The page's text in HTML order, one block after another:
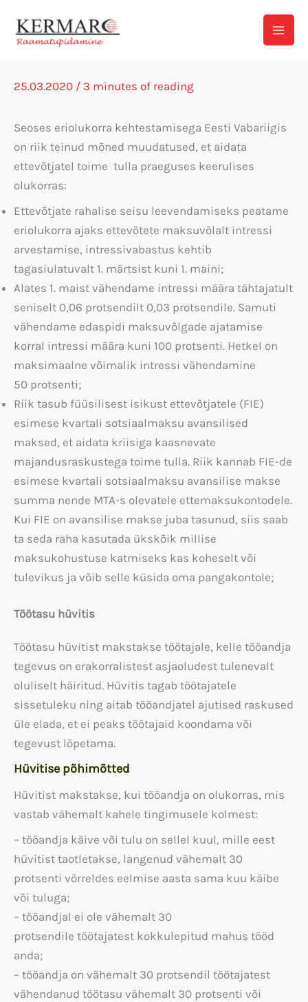
content
25.03.2020 / 3 minutes of reading
Seoses eriolukorra kehtestamisega Eesti Vabariigis
on riik teinud mõned muudatused, et aidata
ettevõtjatel toime tulla praeguses keerulises
olukorras:
Ettevõtjate rahalise seisu leevendamiseks peatame
eriolukorra ajaks ettevõtete maksuvõlalt intressi
arvestamise, intressivabastus kehtib
tagasiulatuvalt 1. märtsist kuni 1. maini;
Alates 1. maist vähendame intressi määra tähtajatult
seniselt 0,06 protsendilt 0,03 protsendile. Samuti
vähendame edaspidi maksuvõlgade ajatamise
korral intressi määra kuni 100 protsenti. Hetkel on
maksimaalne võimalik intressi vähendamine
50 protsenti;
Riik tasub füüsilisest isikust ettevõtjatele (FIE)
esimese kvartali sotsiaalmaksu avansilised
maksed, et aidata kriisiga kaasnevate
majandusraskustega toime tulla. Riik kannab FIE-de
esimese kvartali sotsiaalmaksu avansilise makse
summa nende MTA-s olevatele ettemaksukontodele.
Kui FIE on avansilise makse juba tasunud, siis saab
ta seda raha kasutada ükskõik millise
maksukohustuse katmiseks kas koheselt või
tulevikus ja võib selle küsida oma pangakontole;
Töötasu hüvitis
Töötasu hüvitist makstakse töötajale, kelle tööandja
tegevus on erakorralistest asjaoludest tulenevalt
oluliselt häiritud. Hüvitis tagab töötajatele
sissetuleku ning aitab tööandjatel ajutised raskused
üle elada, et ei peaks töötajaid koondama või
tegevust lõpetama.
Hüvitise põhimõtted
Hüvitist makstakse, kui tööandja on olukorras, mis
vastab vähemalt kahele tingimusele kolmest:
– tööandja käive või tulu on sellel kuul, mille eest
hüvitist taotletakse, langenud vähemalt 30
protsenti võrreldes eelmise aasta sama kuu käibe
või tuluga;
– tööandjal ei ole vähemalt 30
protsendile töötajatest kokkulepitud mahus tööd
anda;
– tööandja on vähemalt 30 protsendil töötajatest
vähendanud töötasu vähemalt 30 protsenti või